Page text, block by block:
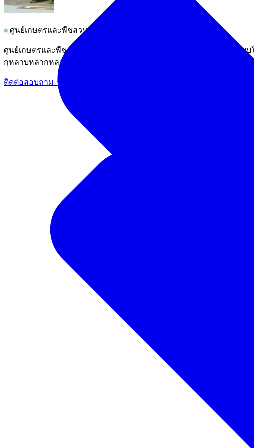
ศูนย์เกษตรและพืชสวนเมืองเซ็นได
ศูนย์เกษตรและพืชสวนเมืองเซนไดมีกิจกรรมเก็บผลไม้หลากหลายรูปแ
กุหลาบหลากหลายสายพันธุ์จากทั่วโลกอีกด้วย
ติดต่อสอบถาม・ข้อมูลผู้ประกอบการ